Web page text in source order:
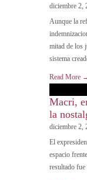
diciembre 2,
Aunque la
mitad de los
sistema
Read More
Macri,
la
diciembre 2,
El
espacio
resultado fue